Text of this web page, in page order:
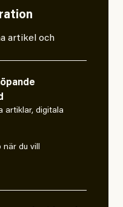
artikel och
artiklar, digitala
när du vill